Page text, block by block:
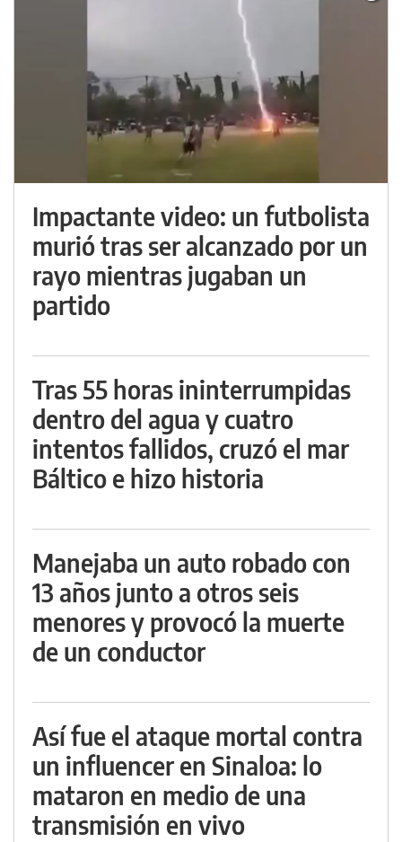
Impactante video: un futbolista
murió tras ser alcanzado por un
rayo mientras jugaban un
partido
Tras 55 horas ininterrumpidas
dentro del agua y cuatro
intentos fallidos, cruzó el mar
Báltico e hizo historia
Manejaba un auto robado con
13 años junto a otros seis
menores y provocó la muerte
de un conductor
Así fue el ataque mortal contra
un influencer en Sinaloa: lo
mataron en medio de una
transmisión en vivo